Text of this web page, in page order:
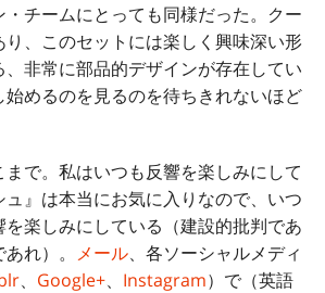
チームにとっても同様だった。クー
、このセットには楽しく興味深い形
非常に部品的デザインが存在してい
始めるのを見るのを待ちきれないほど
で。私はいつも反響を楽しみにして
』は本当にお気に入りなので、いつ
を楽しみにしている（建設的批判であ
れ）。 メール、各ソーシャルメディ
、 Google+、 Instagram）で（英語